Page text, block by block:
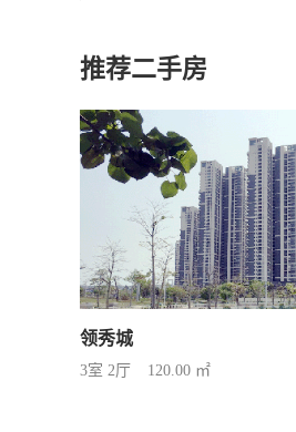
推荐二手房
领秀城
3室 2厅 120.00 ㎡